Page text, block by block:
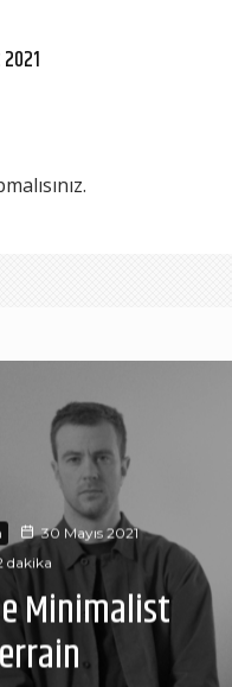
.
30 Mayıs 2021
dakika
Minimalist